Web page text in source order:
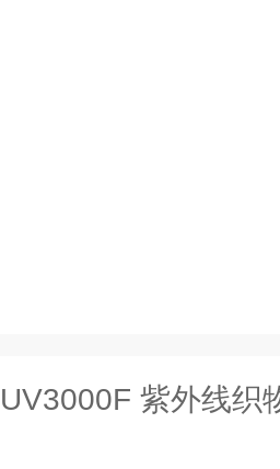
UV3000F 紫外线织物